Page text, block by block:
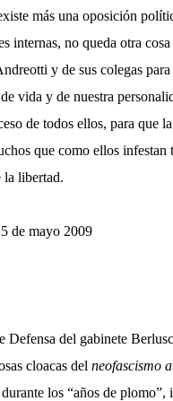
más una oposición
internas, no queda otra
y de sus colegas
vida y de nuestra
de todos ellos, para que
que como ellos
la libertad.
de mayo 2009
Defensa del gabinete
cloacas del neofascismo
los “años de